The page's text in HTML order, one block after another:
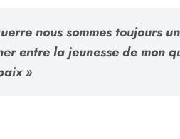
nous sommes toujours
entre la jeunesse de mon
»